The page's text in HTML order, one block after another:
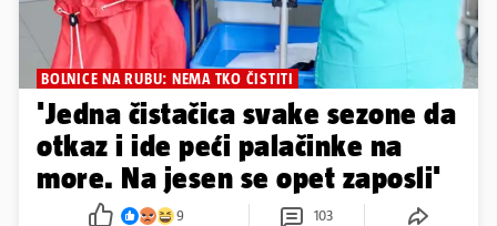
BOLNICE NA RUBU: NEMA TKO ČISTITI
'Jedna čistačica svake sezone da
otkaz i ide peći palačinke na
more. Na jesen se opet zaposli'
9 103